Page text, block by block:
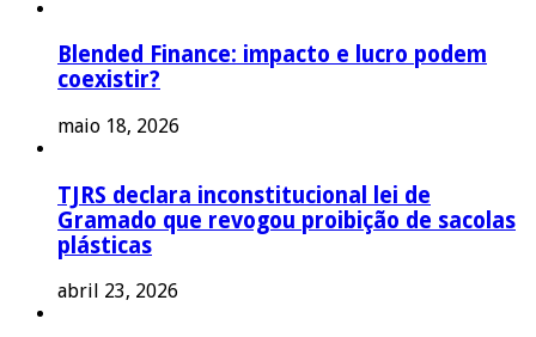
Blended Finance: impacto e lucro podem
coexistir?
maio 18, 2026
TJRS declara inconstitucional lei de
Gramado que revogou proibição de sacolas
plásticas
abril 23, 2026